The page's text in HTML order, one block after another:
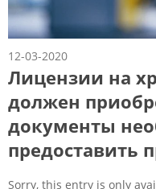
12-03-2020
Лицензии на
должен
документы
предоставить
Sorry, this entry is only